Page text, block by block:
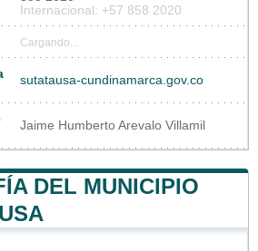
Internacional: +57 858 2020
Cargando...
sutatausa-cundinamarca.gov.co
Jaime Humberto Arevalo Villamil
DEL MUNICIPIO